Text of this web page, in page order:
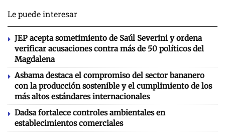
Le puede interesar
JEP acepta sometimiento de Saúl Severini y ordena
verificar acusaciones contra más de 50 políticos del
Magdalena
Asbama destaca el compromiso del sector bananero
con la producción sostenible y el cumplimiento de los
más altos estándares internacionales
Dadsa fortalece controles ambientales en
establecimientos comerciales